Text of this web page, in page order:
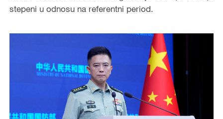
stepeni u odnosu na referentni period.